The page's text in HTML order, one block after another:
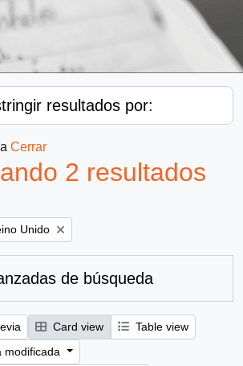
resultados por:
Cerrar
2 resultados
filter:
Unido
de búsqueda
Card view
Table view
modificada